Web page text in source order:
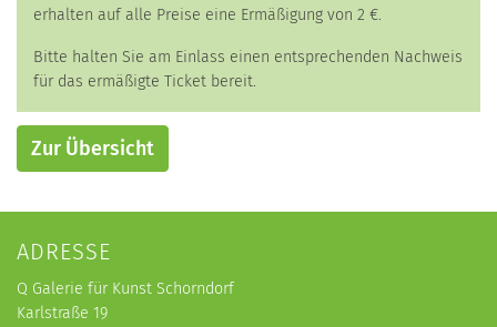
erhalten auf alle Preise eine Ermäßigung von 2 €.
Bitte halten Sie am Einlass einen entsprechenden Nachweis
für das ermäßigte Ticket bereit.
Zur Übersicht
ADRESSE
Q Galerie für Kunst Schorndorf
Karlstraße 19